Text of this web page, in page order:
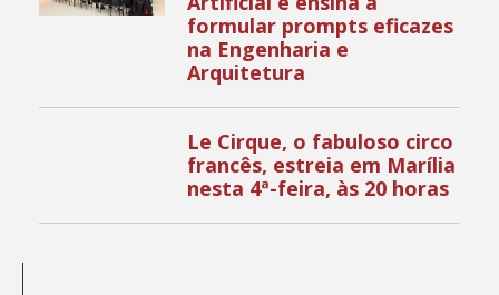
formular prompts eficazes
na Engenharia e
Arquitetura
Le Cirque, o fabuloso circo
francês, estreia em Marília
nesta 4ª-feira, às 20 horas